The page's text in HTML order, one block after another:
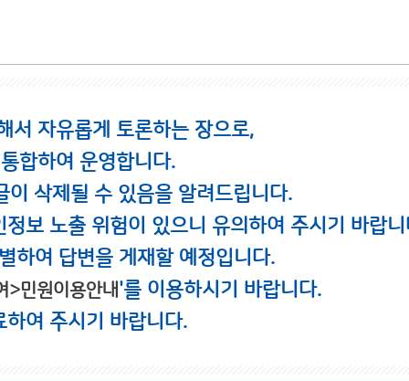
서 자유롭게 토론하는 장으로,
합하여 운영합니다.
삭제될 수 있음을 알려드립니다.
보 노출 위험이 있으니 유의하여 주시기 바랍니
하여 답변을 게재할 예정입니다.
>민원이용안내'를 이용하시기 바랍니다.
여 주시기 바랍니다.